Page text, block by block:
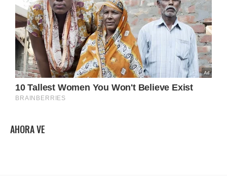
AHORA VE